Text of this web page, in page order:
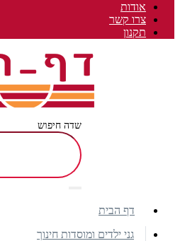
אודות
צרו קשר
תקנון
שדה חיפוש
דף הבית
גני ילדים ומוסדות חינוך